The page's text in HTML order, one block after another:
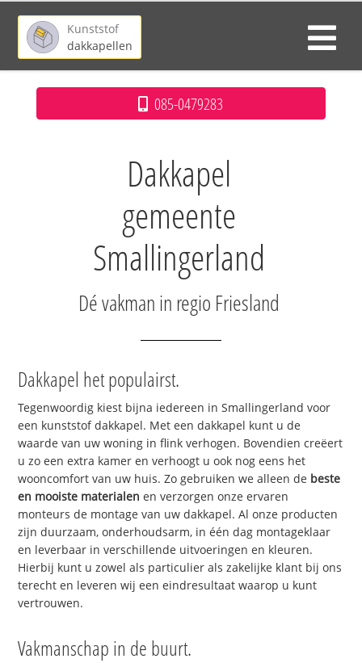
Kunststof
dakkapellen
085-0479283
Dakkapel
gemeente
Smallingerland
Dé vakman in regio Friesland
Dakkapel het populairst.
Tegenwoordig kiest bijna iedereen in Smallingerland voor
een kunststof dakkapel. Met een dakkapel kunt u de
waarde van uw woning in flink verhogen. Bovendien creëert
u zo een extra kamer en verhoogt u ook nog eens het
wooncomfort van uw huis. Zo gebruiken we alleen de beste
en mooiste materialen en verzorgen onze ervaren
monteurs de montage van uw dakkapel. Al onze producten
zijn duurzaam, onderhoudsarm, in één dag montageklaar
en leverbaar in verschillende uitvoeringen en kleuren.
Hierbij kunt u zowel als particulier als zakelijke klant bij ons
terecht en leveren wij een eindresultaat waarop u kunt
vertrouwen.
Vakmanschap in de buurt.